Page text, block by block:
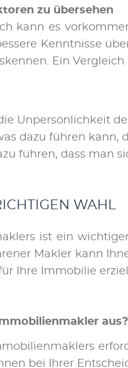
zu über­se­hen
kann es
Kennt­nis­se
Ein
Un­per­sön­lich­keit
da­zu füh­ren kann,
füh­ren, dass man
WAHL
ist ein
Mak­ler kann
Ih­re Im­mo­bi­lie
aus?
bei Ih­rer